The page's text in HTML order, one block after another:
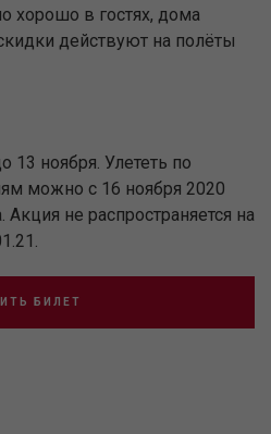
хорошо в гостях, дома
действуют на полёты
13 ноября. Улететь по
можно с 16 ноября 2020
Акция не распространяется на
БИЛЕТ